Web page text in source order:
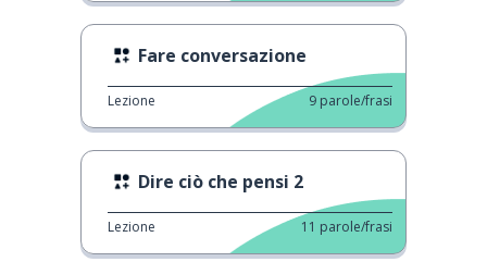
Fare conversazione
Lezione 9 parole/frasi
Dire ciò che pensi 2
Lezione 11 parole/frasi